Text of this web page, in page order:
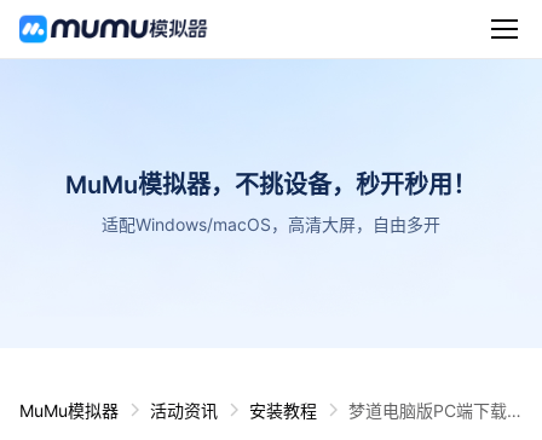
MuMu模拟器，不挑设备，秒开秒用！
适配Windows/macOS，高清大屏，自由多开
MuMu模拟器 活动资讯 安装教程
梦道电脑版PC端下载